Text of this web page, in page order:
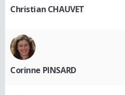
Christian CHAUVET
Corinne PINSARD